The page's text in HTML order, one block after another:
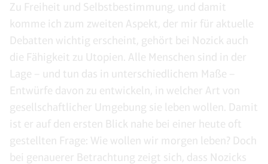
Zu Freiheit und Selbstbestimmung, und damit
komme ich zum zweiten Aspekt, der mir für aktuelle
Debatten wichtig erscheint, gehört bei Nozick auch
die Fähigkeit zu Utopien. Alle Menschen sind in der
Lage – und tun das in unterschiedlichem Maße –
Entwürfe davon zu entwickeln, in welcher Art von
gesellschaftlicher Umgebung sie leben wollen. Damit
ist er auf den ersten Blick nahe bei einer heute oft
gestellten Frage: Wie wollen wir morgen leben? Doch
bei genauerer Betrachtung zeigt sich, dass Nozicks